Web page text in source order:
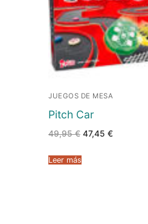
JUEGOS DE MESA
Pitch Car
49,95€ El
precio
47,45 €El
Leer más